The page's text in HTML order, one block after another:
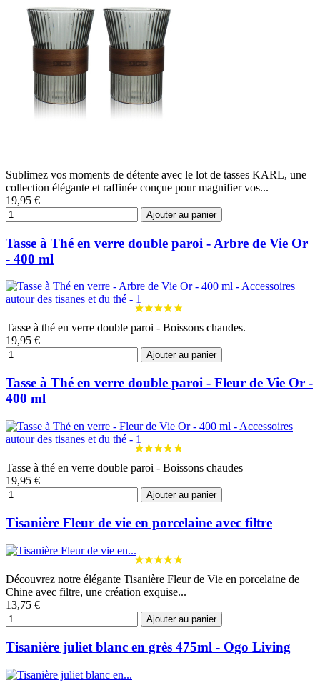
Sublimez vos moments de détente avec le lot de tasses KARL, une
collection élégante et raffinée conçue pour magnifier vos...
19,95 €
Ajouter au panier
Tasse à Thé en verre double paroi - Arbre de Vie Or
- 400 ml
Tasse à thé en verre double paroi - Boissons chaudes.
19,95 €
Ajouter au panier
Tasse à Thé en verre double paroi - Fleur de Vie Or -
400 ml
Tasse à thé en verre double paroi - Boissons chaudes
19,95 €
Ajouter au panier
Tisanière Fleur de vie en porcelaine avec filtre
Découvrez notre élégante Tisanière Fleur de Vie en porcelaine de
Chine avec filtre, une création exquise...
13,75 €
Ajouter au panier
Tisanière juliet blanc en grès 475ml - Ogo Living